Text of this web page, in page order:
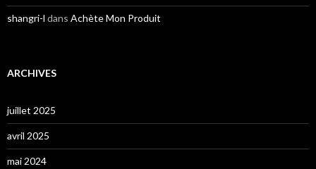
shangri-l dans Achète Mon Produit
ARCHIVES
juillet 2025
avril 2025
mai 2024